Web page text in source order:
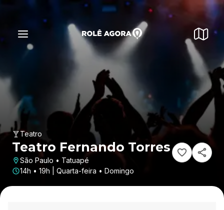
Teatro
Teatro Fernando Torres
São Paulo • Tatuapé
14h • 19h | Quarta-feira • Domingo